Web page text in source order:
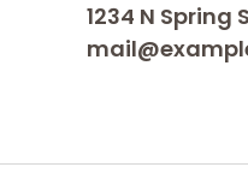
1234 N Spring